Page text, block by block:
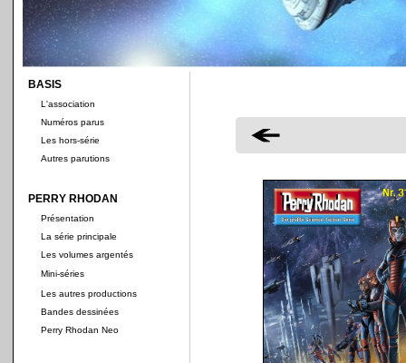
BASIS
L'association
Numéros parus
Les hors-série
Autres parutions
PERRY RHODAN
Présentation
La série principale
Les volumes argentés
Mini-séries
Les autres productions
Bandes dessinées
Perry Rhodan Neo